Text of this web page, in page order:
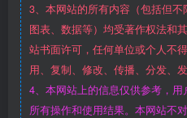
3、本网站的所有内容（包括但不
图表、数据等）均受著作权法和
站书面许可，任何单位或个人不
用、复制、修改、传播、分发、发
4、本网站上的信息仅供参考，
所有操作和使用结果。本网站不